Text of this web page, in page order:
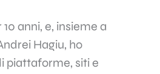
anni, e, insieme a
Hagiu, ho
piattaforme, siti e